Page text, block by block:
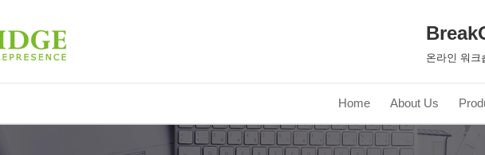
온라인 워크
Home About Us